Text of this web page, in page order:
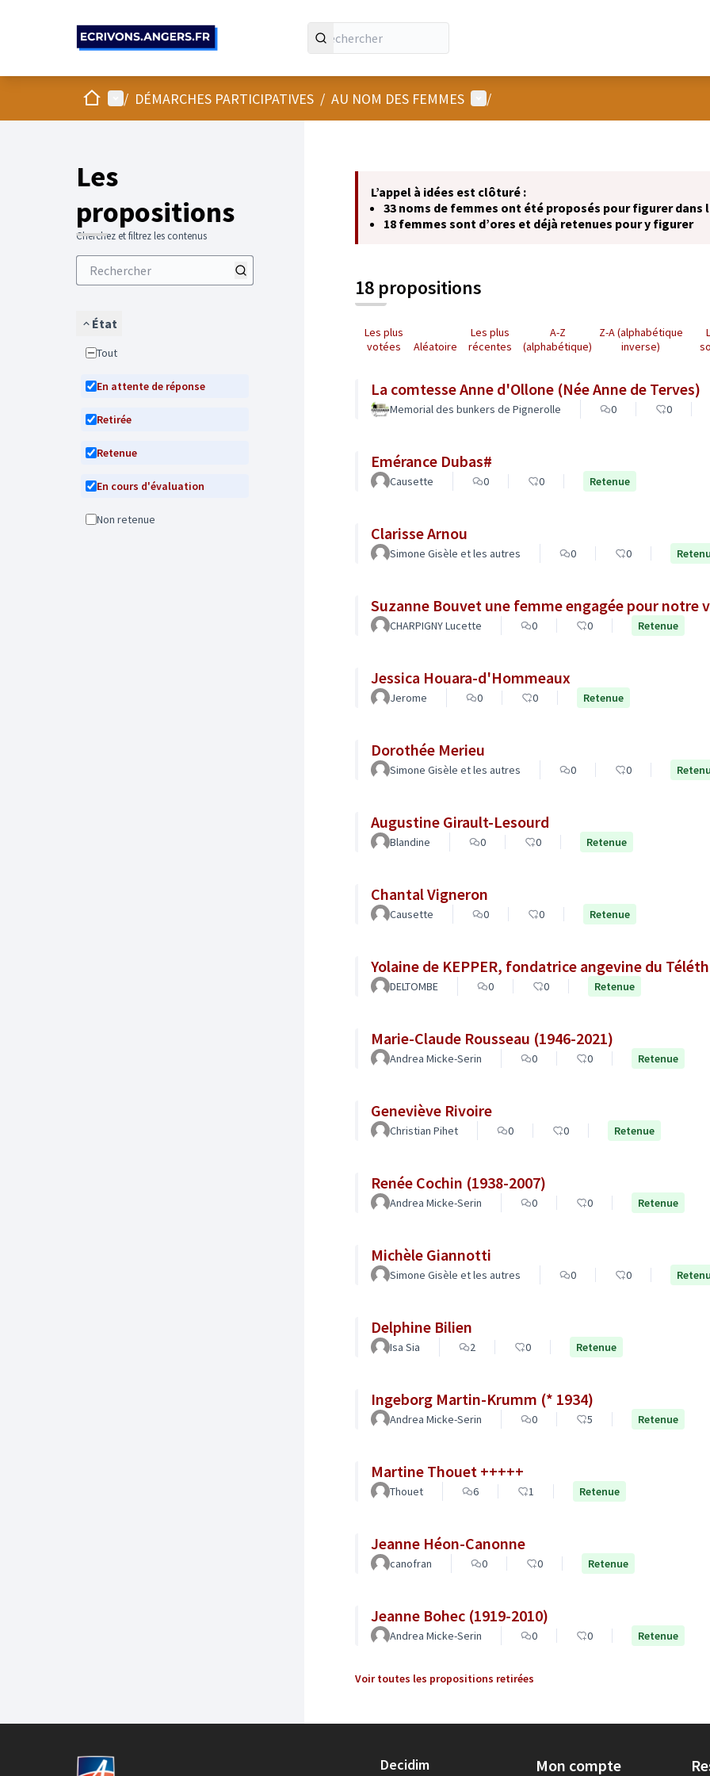
AccueilMenu principal
/ DÉMARCHES PARTICIPATIVES / AU NOM DES FEMMES Menu utilisateur
/
Les
propositions
Cherchez et filtrez les contenus
État
Tout
En attente de réponse
Retirée
Retenue
En cours d'évaluation
Non retenue
L’appel à idées est clôturé :
33 noms de femmes ont été proposés pour figurer
18 femmes sont d’ores et déjà retenues pour y figurer
18 propositions
Les plus
votées
Aléatoire
Les plus
récentes
A-Z
(alphabétique)
Z-A (alphabétique
inverse)
La comtesse Anne d'Ollone (Née Anne de Terves)
Memorial des bunkers de Pignerolle 0 0
Emérance Dubas#
Causette 0 0 Retenue
Clarisse Arnou
Simone Gisèle et les autres 0 0
Suzanne Bouvet une femme engagée pour notre
CHARPIGNY Lucette 0 0 Retenue
Jessica Houara-d'Hommeaux
Jerome 0 0 Retenue
Dorothée Merieu
Simone Gisèle et les autres 0 0
Augustine Girault-Lesourd
Blandine 0 0 Retenue
Chantal Vigneron
Causette 0 0 Retenue
Yolaine de KEPPER, fondatrice angevine du
DELTOMBE 0 0 Retenue
Marie-Claude Rousseau (1946-2021)
Andrea Micke-Serin 0 0 Retenue
Geneviève Rivoire
Christian Pihet 0 0 Retenue
Renée Cochin (1938-2007)
Andrea Micke-Serin 0 0 Retenue
Michèle Giannotti
Simone Gisèle et les autres 0 0
Delphine Bilien
Isa Sia 2 0 Retenue
Ingeborg Martin-Krumm (* 1934)
Andrea Micke-Serin 0 5 Retenue
Martine Thouet +++++
Thouet 6 1 Retenue
Jeanne Héon-Canonne
canofran 0 0 Retenue
Jeanne Bohec (1919-2010)
Andrea Micke-Serin 0 0 Retenue
Voir toutes les propositions retirées
Decidim Mon compte